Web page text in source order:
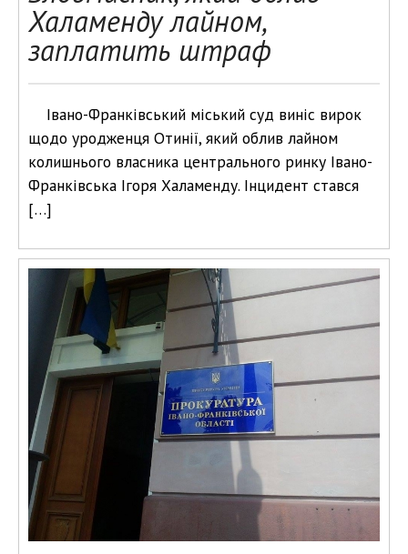
Халаменду лайном,
заплатить штраф
Івано-Франківський міський суд виніс вирок
щодо уродженця Отинії, який облив лайном
колишнього власника центрального ринку Івано-
Франківська Ігоря Халаменду. Інцидент стався
[…]